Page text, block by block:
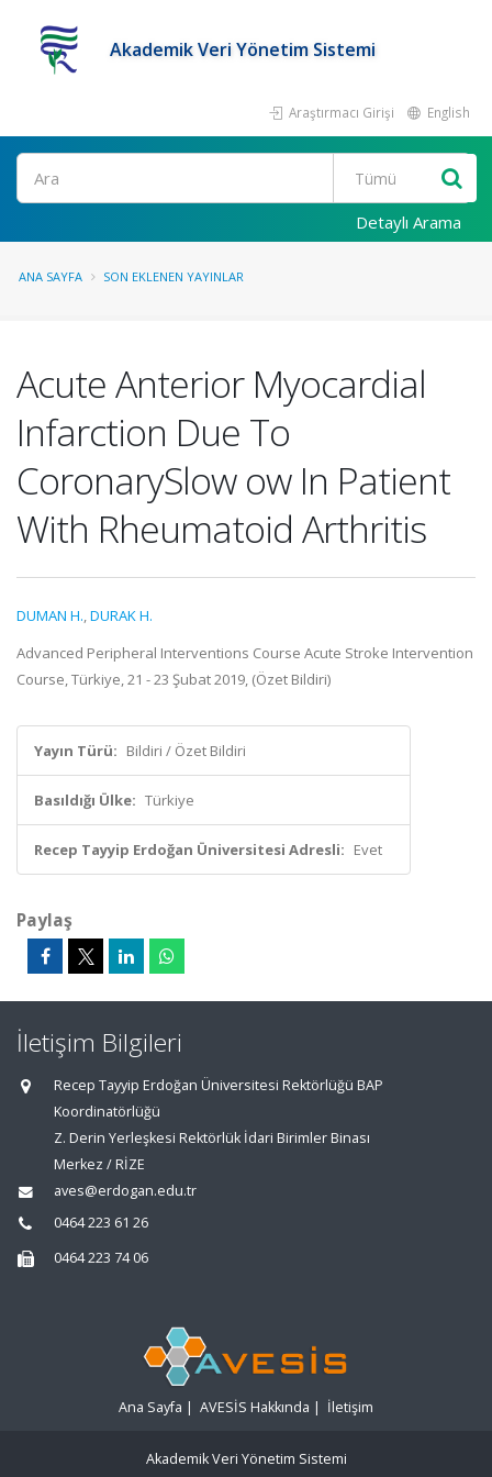
Akademik Veri Yönetim Sistemi
Araştırmacı Girişi English
Ara
Detaylı Arama
ANA SAYFA SON EKLENEN YAYINLAR
Acute Anterior Myocardial
Infarction Due To
CoronarySlow ow In Patient
With Rheumatoid Arthritis
DUMAN H.,DURAK H.
Advanced Peripheral Interventions Course Acute Stroke Intervention
Course, Türkiye, 21 - 23 Şubat 2019, (Özet Bildiri)
Yayın Türü: Bildiri / Özet Bildiri
Basıldığı Ülke: Türkiye
Recep Tayyip Erdoğan Üniversitesi Adresli: Evet
Paylaş
İletişim Bilgileri
Recep Tayyip Erdoğan Üniversitesi Rektörlüğü BAP
Koordinatörlüğü
Z. Derin Yerleşkesi Rektörlük İdari Birimler Binası
Merkez / RİZE
aves@erdogan.edu.tr
0464 223 61 26
0464 223 74 06
Ana Sayfa | AVESİS Hakkında | İletişim
Akademik Veri Yönetim Sistemi